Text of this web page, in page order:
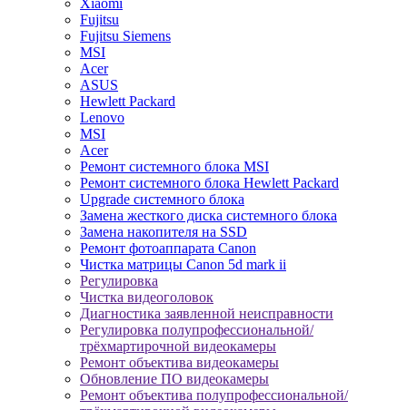
Xiaomi
Fujitsu
Fujitsu Siemens
MSI
Acer
ASUS
Hewlett Packard
Lenovo
MSI
Acer
Ремонт системного блока MSI
Ремонт системного блока Hewlett Packard
Upgrade системного блока
Замена жесткого диска системного блока
Замена накопителя на SSD
Ремонт фотоаппарата Canon
Чистка матрицы Canon 5d mark ii
Регулировка
Чистка видеоголовок
Диагностика заявленной неисправности
Регулировка полупрофессиональной/
трёхмартирочной видеокамеры
Ремонт объектива видеокамеры
Обновление ПО видеокамеры
Ремонт объектива полупрофессиональной/